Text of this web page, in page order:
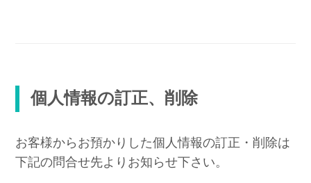
個人情報の訂正、削除
お客様からお預かりした個人情報の訂正・削除は
下記の問合せ先よりお知らせ下さい。